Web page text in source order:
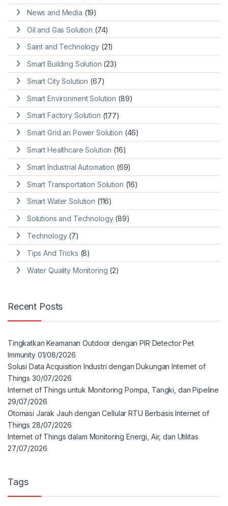
News and Media (19)
Oil and Gas Solution (74)
Saint and Technology (21)
Smart Building Solution (23)
Smart City Solution (67)
Smart Environment Solution (89)
Smart Factory Solution (177)
Smart Grid an Power Solution (46)
Smart Healthcare Solution (16)
Smart Industrial Automation (69)
Smart Transportation Solution (16)
Smart Water Solution (116)
Solutions and Technology(89)
Technology(7)
Tips And Tricks (8)
Water Quality Monitoring (2)
Recent Posts
Tingkatkan Keamanan Outdoor dengan PIR Detector Pet
Immunity 01/08/2026
Solusi Data Acquisition Industri dengan Dukungan Internet of
Things 30/07/2026
Internet of Things untuk Monitoring Pompa, Tangki, dan Pipeline
29/07/2026
Otomasi Jarak Jauh dengan Cellular RTU Berbasis Internet of
Things 28/07/2026
Internet of Things dalam Monitoring Energi, Air, dan Utilitas
27/07/2026
Tags